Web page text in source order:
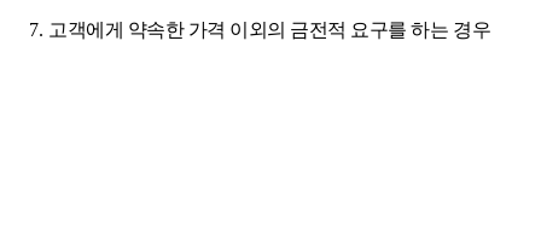
7. 고객에게 약속한 가격 이외의 금전적 요구를 하는 경우